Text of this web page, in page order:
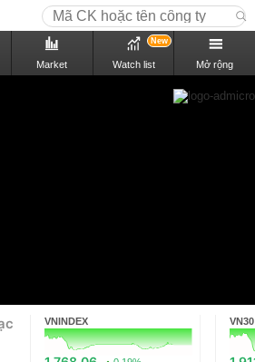
Market Watch list
New
Mở rộng
VNINDEX VN30